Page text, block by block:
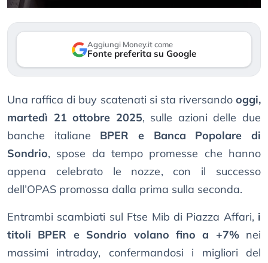
Aggiungi Money.it come
Fonte preferita su Google
Una raffica di buy scatenati si sta riversando oggi,
martedì 21 ottobre 2025, sulle azioni delle due
banche italiane BPER e Banca Popolare di
Sondrio, spose da tempo promesse che hanno
appena celebrato le nozze, con il successo
dell’OPAS promossa dalla prima sulla seconda.
Entrambi scambiati sul Ftse Mib di Piazza Affari, i
titoli BPER e Sondrio volano fino a +7%nei
massimi intraday, confermandosi i migliori del